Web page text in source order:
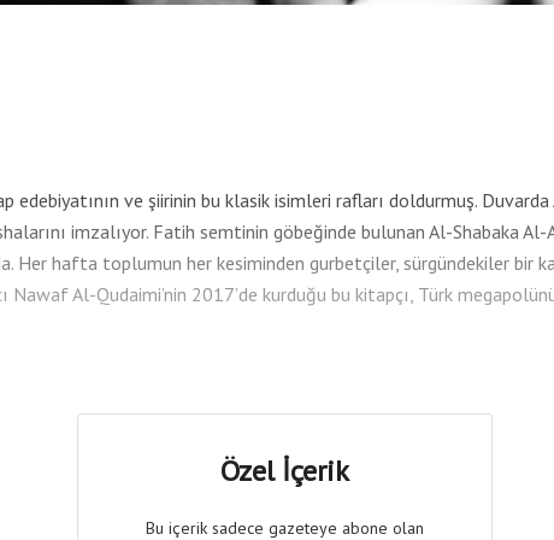
edebiyatının ve şiirinin bu klasik isimleri rafları doldurmuş.
imzalıyor. Fatih semtinin göbeğinde bulunan Al-Shabaka Al-
Her hafta toplumun her kesiminden gurbetçiler, sürgündekiler bir
Nawaf Al-Qudaimi’nin 2017’de kurduğu bu kitapçı, Türk
Özel İçerik
Bu içerik sadece gazeteye abone olan